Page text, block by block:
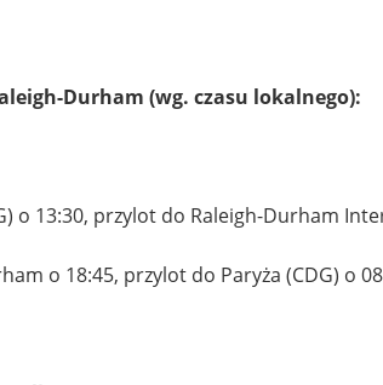
Durham (wg. czasu lokalnego):
o 13:30, przylot do Raleigh-Durham
o 18:45, przylot do Paryża (CDG) o